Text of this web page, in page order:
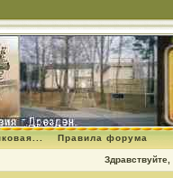
Правила форума
Здравствуйте,